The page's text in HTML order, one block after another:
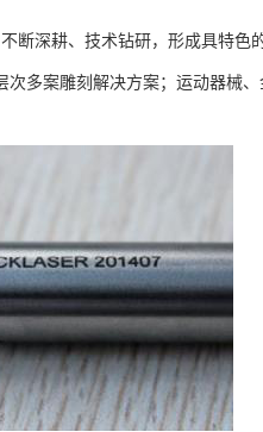
断深耕、技术钻研，形成具特色
多案雕刻解决方案；运动器械